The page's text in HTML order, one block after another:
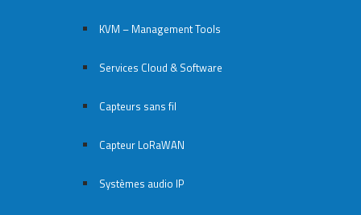
KVM – Management Tools
Services Cloud & Software
Capteurs sans fil
Capteur LoRaWAN
Systèmes audio IP